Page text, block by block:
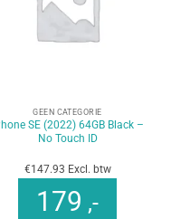
GEEN CATEGORIE
SE (2022) 64GB Black –
No Touch ID
€147.93 Excl. btw
179 ,-